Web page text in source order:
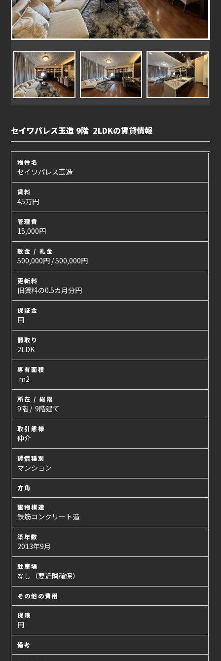
セイワパレス玉造 9階 2LDKの賃貸情報
物件名
セイワパレス玉造
賃料
45万円
管理費
15,000円
敷金 / 礼金
500,000円 / 500,000円
更新料
旧賃料の0.5カ月分円
保証金
円
間取り
2LDK
専有面積
m2
所在 / 総階
9階 / 9階建て
取引態様
仲介
賃借種別
マンション
方角
建物構造
鉄筋コンクリート造
築年数
2013年9月
駐車場
なし（要近隣確保）
その他の費用
保険
円
備考